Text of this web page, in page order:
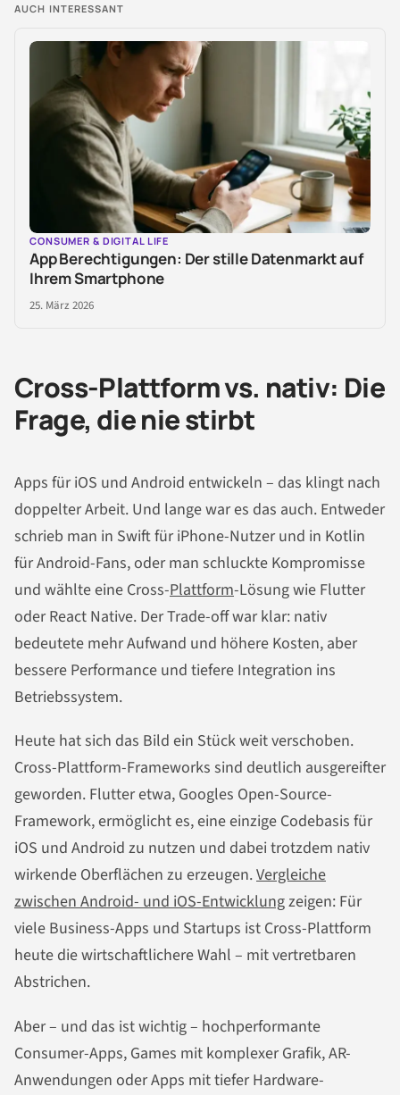
AUCH INTERESSANT
CONSUMER & DIGITAL LIFE
App Berechtigungen: Der stille Datenmarkt auf
Ihrem Smartphone
25. März 2026
Cross-Plattform vs. nativ: Die
Frage, die nie stirbt
Apps für iOS und Android entwickeln – das klingt nach
doppelter Arbeit. Und lange war es das auch. Entweder
schrieb man in Swift für iPhone-Nutzer und in Kotlin
für Android-Fans, oder man schluckte Kompromisse
und wählte eine Cross-Plattform-Lösung wie Flutter
oder React Native. Der Trade-off war klar: nativ
bedeutete mehr Aufwand und höhere Kosten, aber
bessere Performance und tiefere Integration ins
Betriebssystem.
Heute hat sich das Bild ein Stück weit verschoben.
Cross-Plattform-Frameworks sind deutlich ausgereifter
geworden. Flutter etwa, Googles Open-Source-
Framework, ermöglicht es, eine einzige Codebasis für
iOS und Android zu nutzen und dabei trotzdem nativ
wirkende Oberflächen zu erzeugen.Vergleiche
zwischen Android- und iOS-Entwicklungzeigen: Für
viele Business-Apps und Startups ist Cross-Plattform
heute die wirtschaftlichere Wahl – mit vertretbaren
Abstrichen.
Aber – und das ist wichtig – hochperformante
Consumer-Apps, Games mit komplexer Grafik, AR-
Anwendungen oder Apps mit tiefer Hardware-